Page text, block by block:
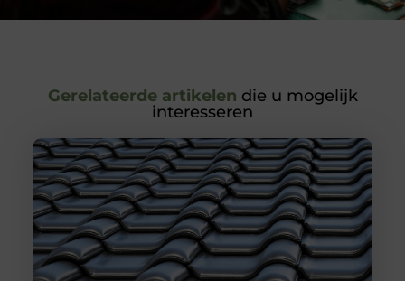
Gerelateerde artikelen die u mogelijk
interesseren